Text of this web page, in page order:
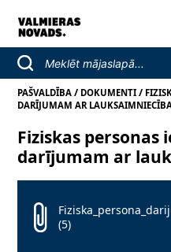
PAŠVALDĪBA / DOKUMENTI /
DARĪJUMAM AR
Fiziskas personas
darījumam ar
(5)